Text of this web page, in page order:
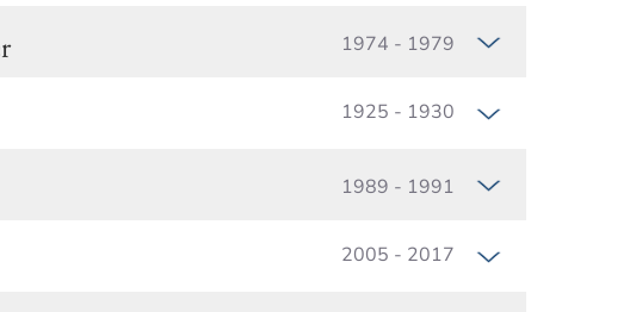
1974 - 1979
1925 - 1930
1989 - 1991
2005 - 2017